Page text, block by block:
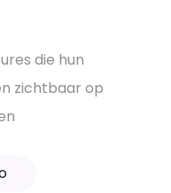
die hun
zichtbaar op